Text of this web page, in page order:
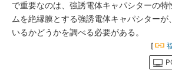
で重要なのは、強誘電体キャパシターの特
ムを絶縁膜とする強誘電体キャパシター
いるかどうかを調べる必要がある。
[